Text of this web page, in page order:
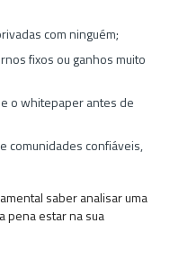
com ninguém;
fixos ou ganhos muito
o whitepaper antes de
comunidades confiáveis,
saber analisar uma
pena estar na sua